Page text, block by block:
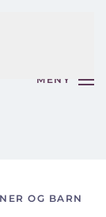
MENY
OG BARN